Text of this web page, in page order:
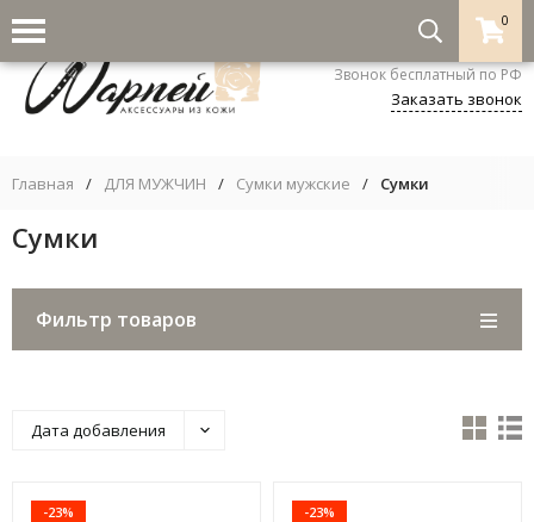
0
8-800-333-5530
Звонок бесплатный по РФ
Заказать звонок
Главная / ДЛЯ МУЖЧИН / Сумки мужские / Сумки
Сумки
Фильтр товаров
Дата добавления
-23% -23%